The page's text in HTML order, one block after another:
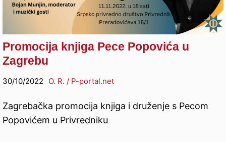
Promocija knjiga Pece Popovića u
Zagrebu
30/10/2022 O. R. / P-portal.net
Zagrebačka promocija knjiga i druženje s Pecom
Popovićem u Privredniku